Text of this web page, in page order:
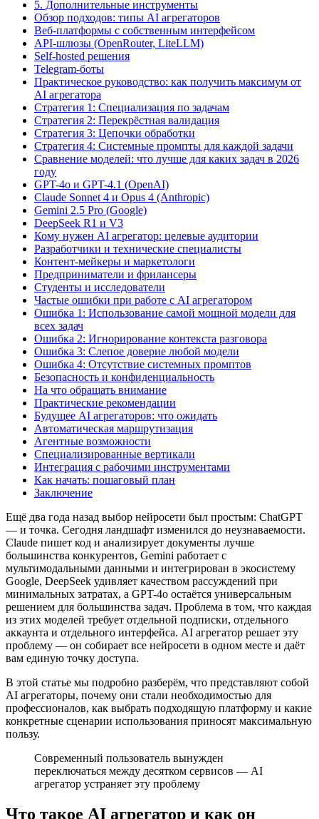
5. Дополнительные инструменты
Обзор подходов: типы AI агрегаторов
Веб-платформы с собственным интерфейсом
API-шлюзы (OpenRouter, LiteLLM)
Self-hosted решения
Telegram-боты
Практическое руководство: как получить максимум от
AI агрегатора
Стратегия 1: Специализация по задачам
Стратегия 2: Перекрёстная валидация
Стратегия 3: Цепочки обработки
Стратегия 4: Системные промпты для каждой задачи
Сравнение моделей: что лучше для каких задач в 2026
году
GPT-4o и GPT-4.1 (OpenAI)
Claude Sonnet 4 и Opus 4 (Anthropic)
Gemini 2.5 Pro (Google)
DeepSeek R1 и V3
Кому нужен AI агрегатор: целевые аудитории
Разработчики и технические специалисты
Контент-мейкеры и маркетологи
Предприниматели и фрилансеры
Студенты и исследователи
Частые ошибки при работе с AI агрегатором
Ошибка 1: Использование самой мощной модели для
всех задач
Ошибка 2: Игнорирование контекста разговора
Ошибка 3: Слепое доверие любой модели
Ошибка 4: Отсутствие системных промптов
Безопасность и конфиденциальность
На что обращать внимание
Практические рекомендации
Будущее AI агрегаторов: что ожидать
Автоматическая маршрутизация
Агентные возможности
Специализированные вертикали
Интеграция с рабочими инструментами
Как начать: пошаговый план
Заключение
Ещё два года назад выбор нейросети был простым: ChatGPT
— и точка. Сегодня ландшафт изменился до неузнаваемости.
Claude пишет код и анализирует документы лучше
большинства конкурентов, Gemini работает с
мультимодальными данными и интегрирован в экосистему
Google, DeepSeek удивляет качеством рассуждений при
минимальных затратах, а GPT-4o остаётся универсальным
решением для большинства задач. Проблема в том, что каждая
из этих моделей требует отдельной подписки, отдельного
аккаунта и отдельного интерфейса. AI агрегатор решает эту
проблему — он собирает все нейросети в одном месте и даёт
вам единую точку доступа.
В этой статье мы подробно разберём, что представляют собой
AI агрегаторы, почему они стали необходимостью для
профессионалов, как выбрать подходящую платформу и какие
конкретные сценарии использования приносят максимальную
пользу.
Современный пользователь вынужден
переключаться между десятком сервисов — AI
агрегатор устраняет эту проблему
Что такое AI агрегатор и как он